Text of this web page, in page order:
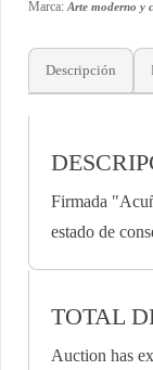
Marca:Arte moderno y
Descripción
Firmada
estado de
TOTAL
Auction has